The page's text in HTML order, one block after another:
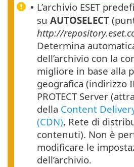
• L’archivio ESET
su AUTOSELECT
http://
Determina
dell’archivio con la
migliore in base alla
geografica (indirizzo
PROTECT Server
della Content
(CDN), Rete di
contenuti). Non è
modificare le
dell’archivio.